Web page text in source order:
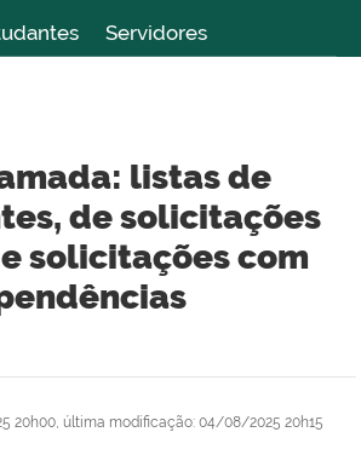
Servidores
listas de
de solicitações
solicitações com
20h00 última modificação: 04/08/2025 20h15